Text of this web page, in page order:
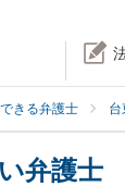
きる弁護士 台
弁護士